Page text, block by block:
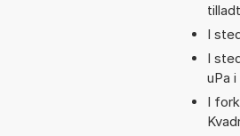
tilladt
I
I
uPa
I